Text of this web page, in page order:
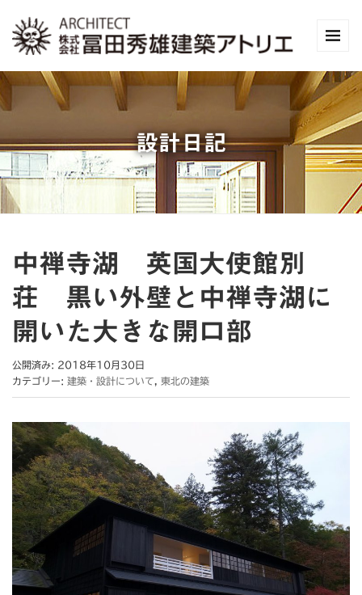
設計日記
中禅寺湖 英国大使館別
荘 黒い外壁と中禅寺湖に
開いた大きな開口部
公開済み: 2018年10月30日
カテゴリー: 建築・設計について 東北の建築